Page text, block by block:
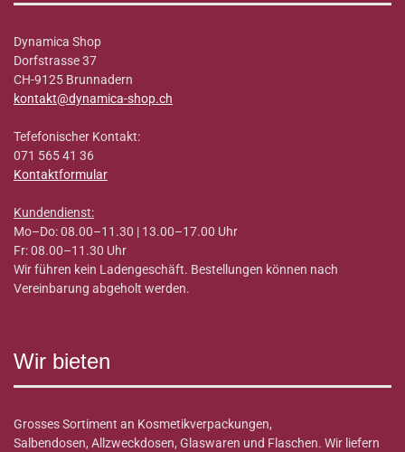
Dynamica Shop
Dorfstrasse 37
CH-9125 Brunnadern
kontakt@dynamica-shop.ch
Tefefonischer Kontakt:
071 565 41 36
Kontaktformular
Kundendienst:
Mo–Do: 08.00–11.30 | 13.00–17.00 Uhr
Fr: 08.00–11.30 Uhr
Wir führen kein Ladengeschäft. Bestellungen können nach
Vereinbarung abgeholt werden.
Wir bieten
Grosses Sortiment an Kosmetikverpackungen,
Salbendosen, Allzweckdosen, Glaswaren und Flaschen. Wir liefern